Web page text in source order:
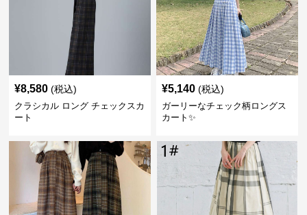
¥8,580 (税込)
クラシカル ロング チェックスカ
ート
¥5,140 (税込)
ガーリーなチェック柄ロングス
カート✨